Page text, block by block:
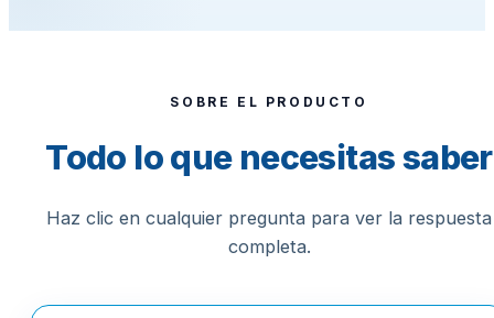
SOBRE EL PRODUCTO
Todo lo que necesitas saber
Haz clic en cualquier pregunta para ver la respuesta
completa.